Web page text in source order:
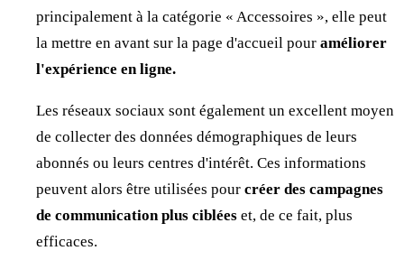
principalement à la catégorie « Accessoires », elle peut
la mettre en avant sur la page d'accueil pour améliorer
l'expérience en ligne.
Les réseaux sociaux sont également un excellent moyen
de collecter des données démographiques de leurs
abonnés ou leurs centres d'intérêt. Ces informations
peuvent alors être utilisées pour créer des campagnes
de communication plus ciblées et, de ce fait, plus
efficaces.